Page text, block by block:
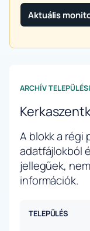
Aktuális
ARCHÍV
A blokk a régi
adatfájlokból
jellegűek,
információk.
TELEPÜLÉS